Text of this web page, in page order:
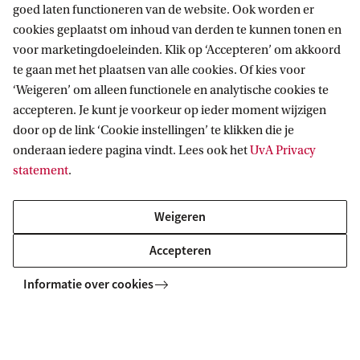
studenten de kans krijgen om op uitwisseling te
gaan, ervaringen op te doen en die kennis weer
mee terug te nemen.
Lees het jaaroverzicht 2025
goed laten functioneren van de website. Ook worden er
cookies geplaatst om inhoud van derden te kunnen tonen en
voor marketingdoeleinden. Klik op ‘Accepteren’ om akkoord
te gaan met het plaatsen van alle cookies. Of kies voor
‘Weigeren’ om alleen functionele en analytische cookies te
accepteren. Je kunt je voorkeur op ieder moment wijzigen
door op de link ‘Cookie instellingen’ te klikken die je
onderaan iedere pagina vindt. Lees ook hetUvA Privacy
statement.
Weigeren
Accepteren
Informatie over cookies